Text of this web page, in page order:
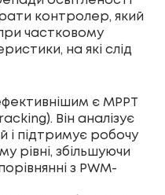
контролер, який
частковому
на які слід
є MPPT
Він аналізує
і підтримує робочу
рівні, збільшуючи
з PWM-